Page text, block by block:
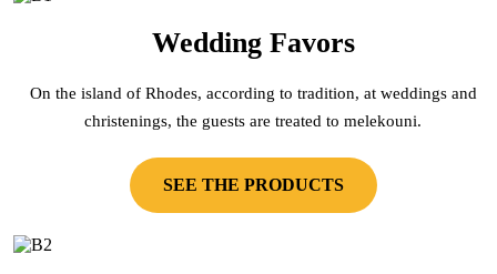
Wedding Favors
On the island of Rhodes, according to tradition, at weddings and
christenings, the guests are treated to melekouni.
SEE THE PRODUCTS